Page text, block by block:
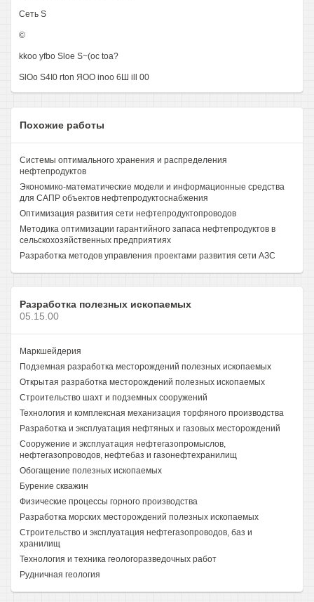
Сеть S
©
kkoo yfbo Sloe S~(oc toa?
SlOo S4I0 rton ЯОО inoo 6Ш ill 00
Похожие работы
Системы оптимального хранения и распределения
нефтепродуктов
Экономико-математические модели и информационные средства
для САПР объектов нефтепродуктоснабжения
Оптимизация развития сети нефтепродуктопроводов
Методика оптимизации гарантийного запаса нефтепродуктов в
сельскохозяйственных предприятиях
Разработка методов управления проектами развития сети АЗС
Разработка полезных ископаемых
05.15.00
Маркшейдерия
Подземная разработка месторождений полезных ископаемых
Открытая разработка месторождений полезных ископаемых
Строительство шахт и подземных сооружений
Технология и комплексная механизация торфяного производства
Разработка и эксплуатация нефтяных и газовых месторождений
Сооружение и эксплуатация нефтегазопромыслов,
нефтегазопроводов, нефтебаз и газонефтехранилищ
Обогащение полезных ископаемых
Бурение скважин
Физические процессы горного производства
Разработка морских месторождений полезных ископаемых
Строительство и эксплуатация нефтегазопроводов, баз и
хранилищ
Технология и техника геологоразведочных работ
Рудничная геология